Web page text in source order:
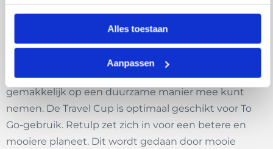
Alles toestaan
Aanpassen
drankjes serveren in wegwerpbekers. Omdat
wegwerpbekers een verspilling zijn en gewone
mokken voor thuis niet praktisch zijn om mee te
nemen zorgt de Travel Cup ervoor dat je je drankje
gemakkelijk op een duurzame manier mee kunt
nemen. De Travel Cup is optimaal geschikt voor To
Go-gebruik. Retulp zet zich in voor een betere en
mooiere planeet. Dit wordt gedaan door mooie